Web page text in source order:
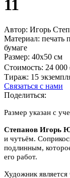
11
Автор: Игорь
Материал: печать
бумаге
Размер: 40х50 см
Стоимость: 24 000
Тираж: 15
Связаться с нами
Поделиться:
Размер указан с
Степанов Игорь
и чутьём.
подлинным,
его работ.
Художник